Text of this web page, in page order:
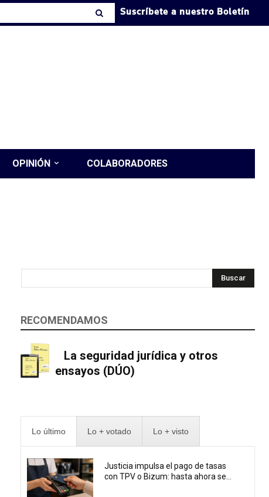
Suscríbete a nuestro Boletín
OPINIÓN COLABORADORES
Buscar
RECOMENDAMOS
La seguridad jurídica y otros
ensayos (DÚO)
Lo último Lo + votado Lo + visto
Justicia impulsa el pago de tasas
con TPV o Bizum: hasta ahora se...